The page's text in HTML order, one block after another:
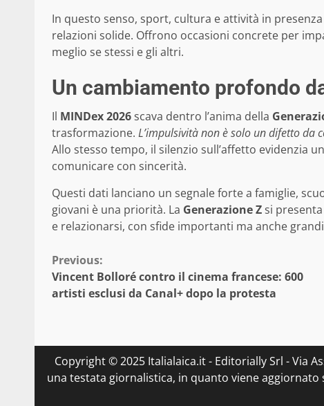
In questo senso, sport, cultura e attività in
relazioni solide. Offrono occasioni concrete per
meglio se stessi e gli altri.
Un cambiamento profondo
Il MINDex 2026scava dentro l’anima della
trasformazione. L’impulsività non è solo un difetto da
Allo stesso tempo, il silenzio sull’affetto evidenzia
comunicare con sincerità.
Questi dati lanciano un segnale forte a famiglie,
giovani è una priorità. La Generazione Zsi
e relazionarsi, con sfide importanti ma anche
Continue
Reading
Previous:
Vincent Bolloré contro il cinema francese: 600
artisti esclusi da Canal+ dopo la protesta
Copyright © 2025 Italialaica.it - Editorially Srl - Via
una testata giornalistica, in quanto viene